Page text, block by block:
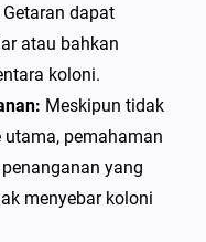
Getaran dapat
atau bahkan
koloni.
Meskipun tidak
pemahaman
yang
menyebar koloni